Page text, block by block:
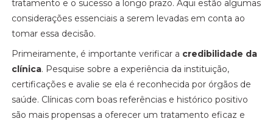
tratamento e o sucesso a longo prazo. Aqui estão algumas
considerações essenciais a serem levadas em conta ao
tomar essa decisão.
Primeiramente, é importante verificar a credibilidade da
clínica. Pesquise sobre a experiência da instituição,
certificações e avalie se ela é reconhecida por órgãos de
saúde. Clínicas com boas referências e histórico positivo
são mais propensas a oferecer um tratamento eficaz e